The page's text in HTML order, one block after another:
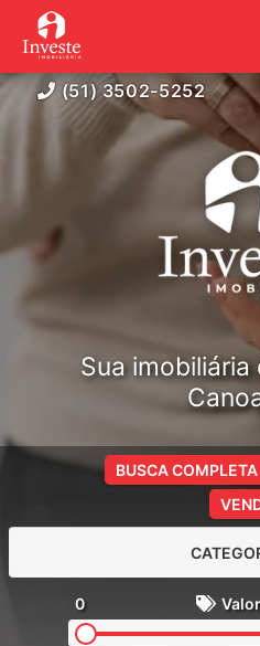
(51) 3502-5252
Sua imobiliária
BUSCA COMPLETA
0